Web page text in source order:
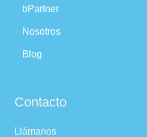
bPartner
Nosotros
Blog
Contacto
Llámanos